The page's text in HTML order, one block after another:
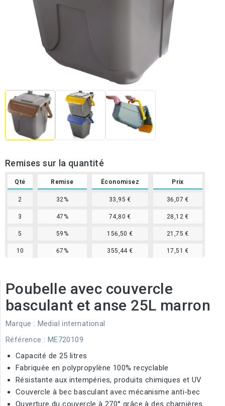
Remises sur la quantité
Qté Remise Économisez Prix
2 32% 33,95 € 36,07 €
3 47% 74,80 € 28,12 €
5 59% 156,50 € 21,75 €
10 67% 355,44 € 17,51 €
Poubelle avec couvercle
basculant et anse 25L marron
Marque : Medial international
Référence : ME720109
Capacité de 25 litres
Fabriquée en polypropylène 100% recyclable
Résistante aux intempéries, produits chimiques et UV
Couvercle à bec basculant avec mécanisme anti-bec
Ouverture du couvercle à 270° grâce à des charnières